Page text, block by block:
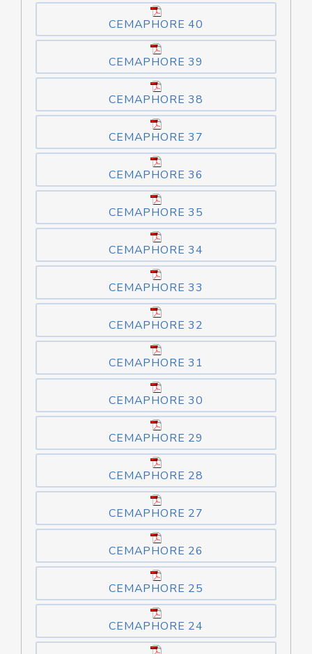
CEMAPHORE 40
CEMAPHORE 39
CEMAPHORE 38
CEMAPHORE 37
CEMAPHORE 36
CEMAPHORE 35
CEMAPHORE 34
CEMAPHORE 33
CEMAPHORE 32
CEMAPHORE 31
CEMAPHORE 30
CEMAPHORE 29
CEMAPHORE 28
CEMAPHORE 27
CEMAPHORE 26
CEMAPHORE 25
CEMAPHORE 24